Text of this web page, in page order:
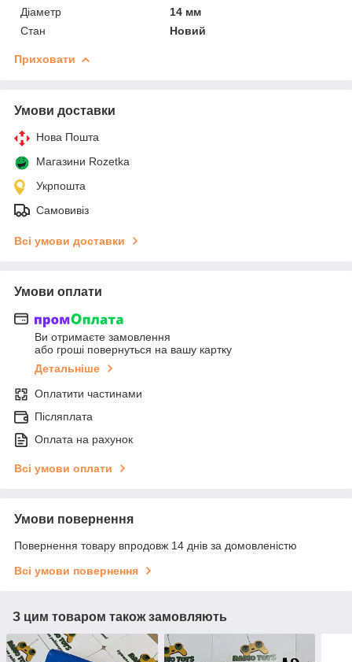
Діаметр
14 мм
Стан
Новий
Приховати
Умови доставки
Нова Пошта
Магазини Rozetka
Укрпошта
Самовивіз
Всі умови доставки
Умови оплати
Ви отримаєте замовлення
або гроші повернуться на вашу картку
Детальніше
Оплатити частинами
Післяплата
Оплата на рахунок
Всі умови оплати
Умови повернення
Повернення товару впродовж 14 днів за домовленістю
Всі умови повернення
З цим товаром також замовляють